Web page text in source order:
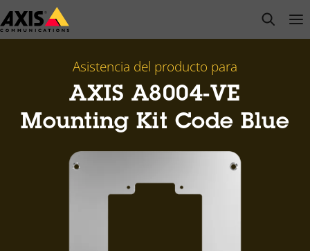
Saltar
al
open
Asistencia del producto para
AXIS A8004-VE
Mounting Kit Code Blue